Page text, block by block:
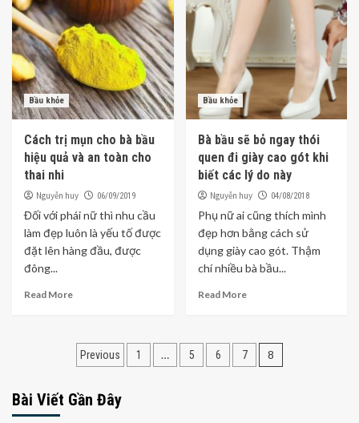
Bầu khỏe
Cách trị mụn cho bà bầu
hiệu quả và an toàn cho
thai nhi
Nguyễn huy 06/09/2019
Đối với phái nữ thì nhu cầu
làm đẹp luôn là yếu tố được
đặt lên hàng đầu, được
đông...
Read More
Bầu khỏe
Bà bầu sẽ bỏ ngay thói
quen đi giày cao gót khi
biết các lý do này
Nguyễn huy 04/08/2018
Phụ nữ ai cũng thích mình
đẹp hơn bằng cách sử
dụng giày cao gót. Thậm
chí nhiều bà bầu...
Read More
Điều
bài
Previous 1 … 5 6 7 8
Bài Viết Gần Đây